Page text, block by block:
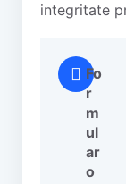
integritate
Fo
r
m
ul
ar
o